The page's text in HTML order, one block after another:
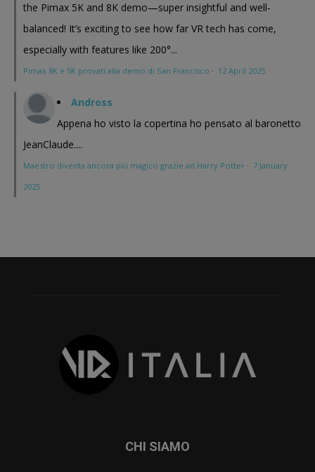
the Pimax 5K and 8K demo—super insightful and well-
balanced! It’s exciting to see how far VR tech has come,
especially with features like 200°...
Pimax 8K e 5K provati alla demo di San Francisco · 12 April 2025
Andross
Appena ho visto la copertina ho pensato al baronetto
JeanClaude....
Maestro diventa ancora più magico grazie ad Harry Potter · 7 January
2025
CHI SIAMO